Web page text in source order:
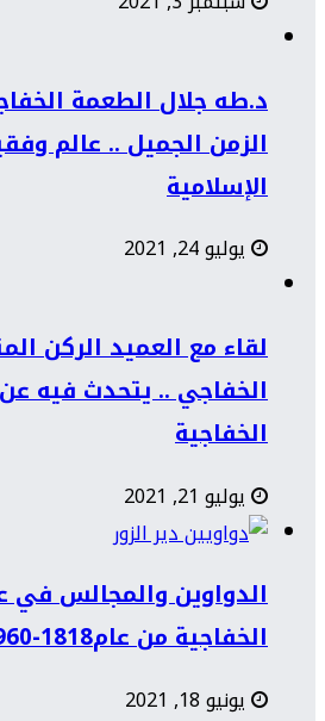
د.طه جلال الطعمة
الزمن الجميل .. عالم
الإسلامية
يوليو 24, 2021
لقاء مع العميد الركن
الخفاجي .. يتحدث فيه
الخفاجية
يوليو 21, 2021
الدواوين والمجالس في
الخفاجية من عام1818-1960م
يونيو 18, 2021